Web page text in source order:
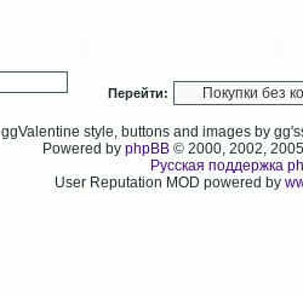
Перейти:
ggValentine style, buttons and images by
Powered byphpBB © 2000, 2002,
Русская поддержка
User Reputation MOD powered by